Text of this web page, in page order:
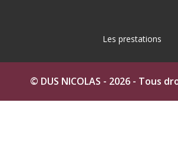
Les prestations
Ciré à Auch Béton ciré dans le Gers
© DUS NICOLAS - 2026 - Tous